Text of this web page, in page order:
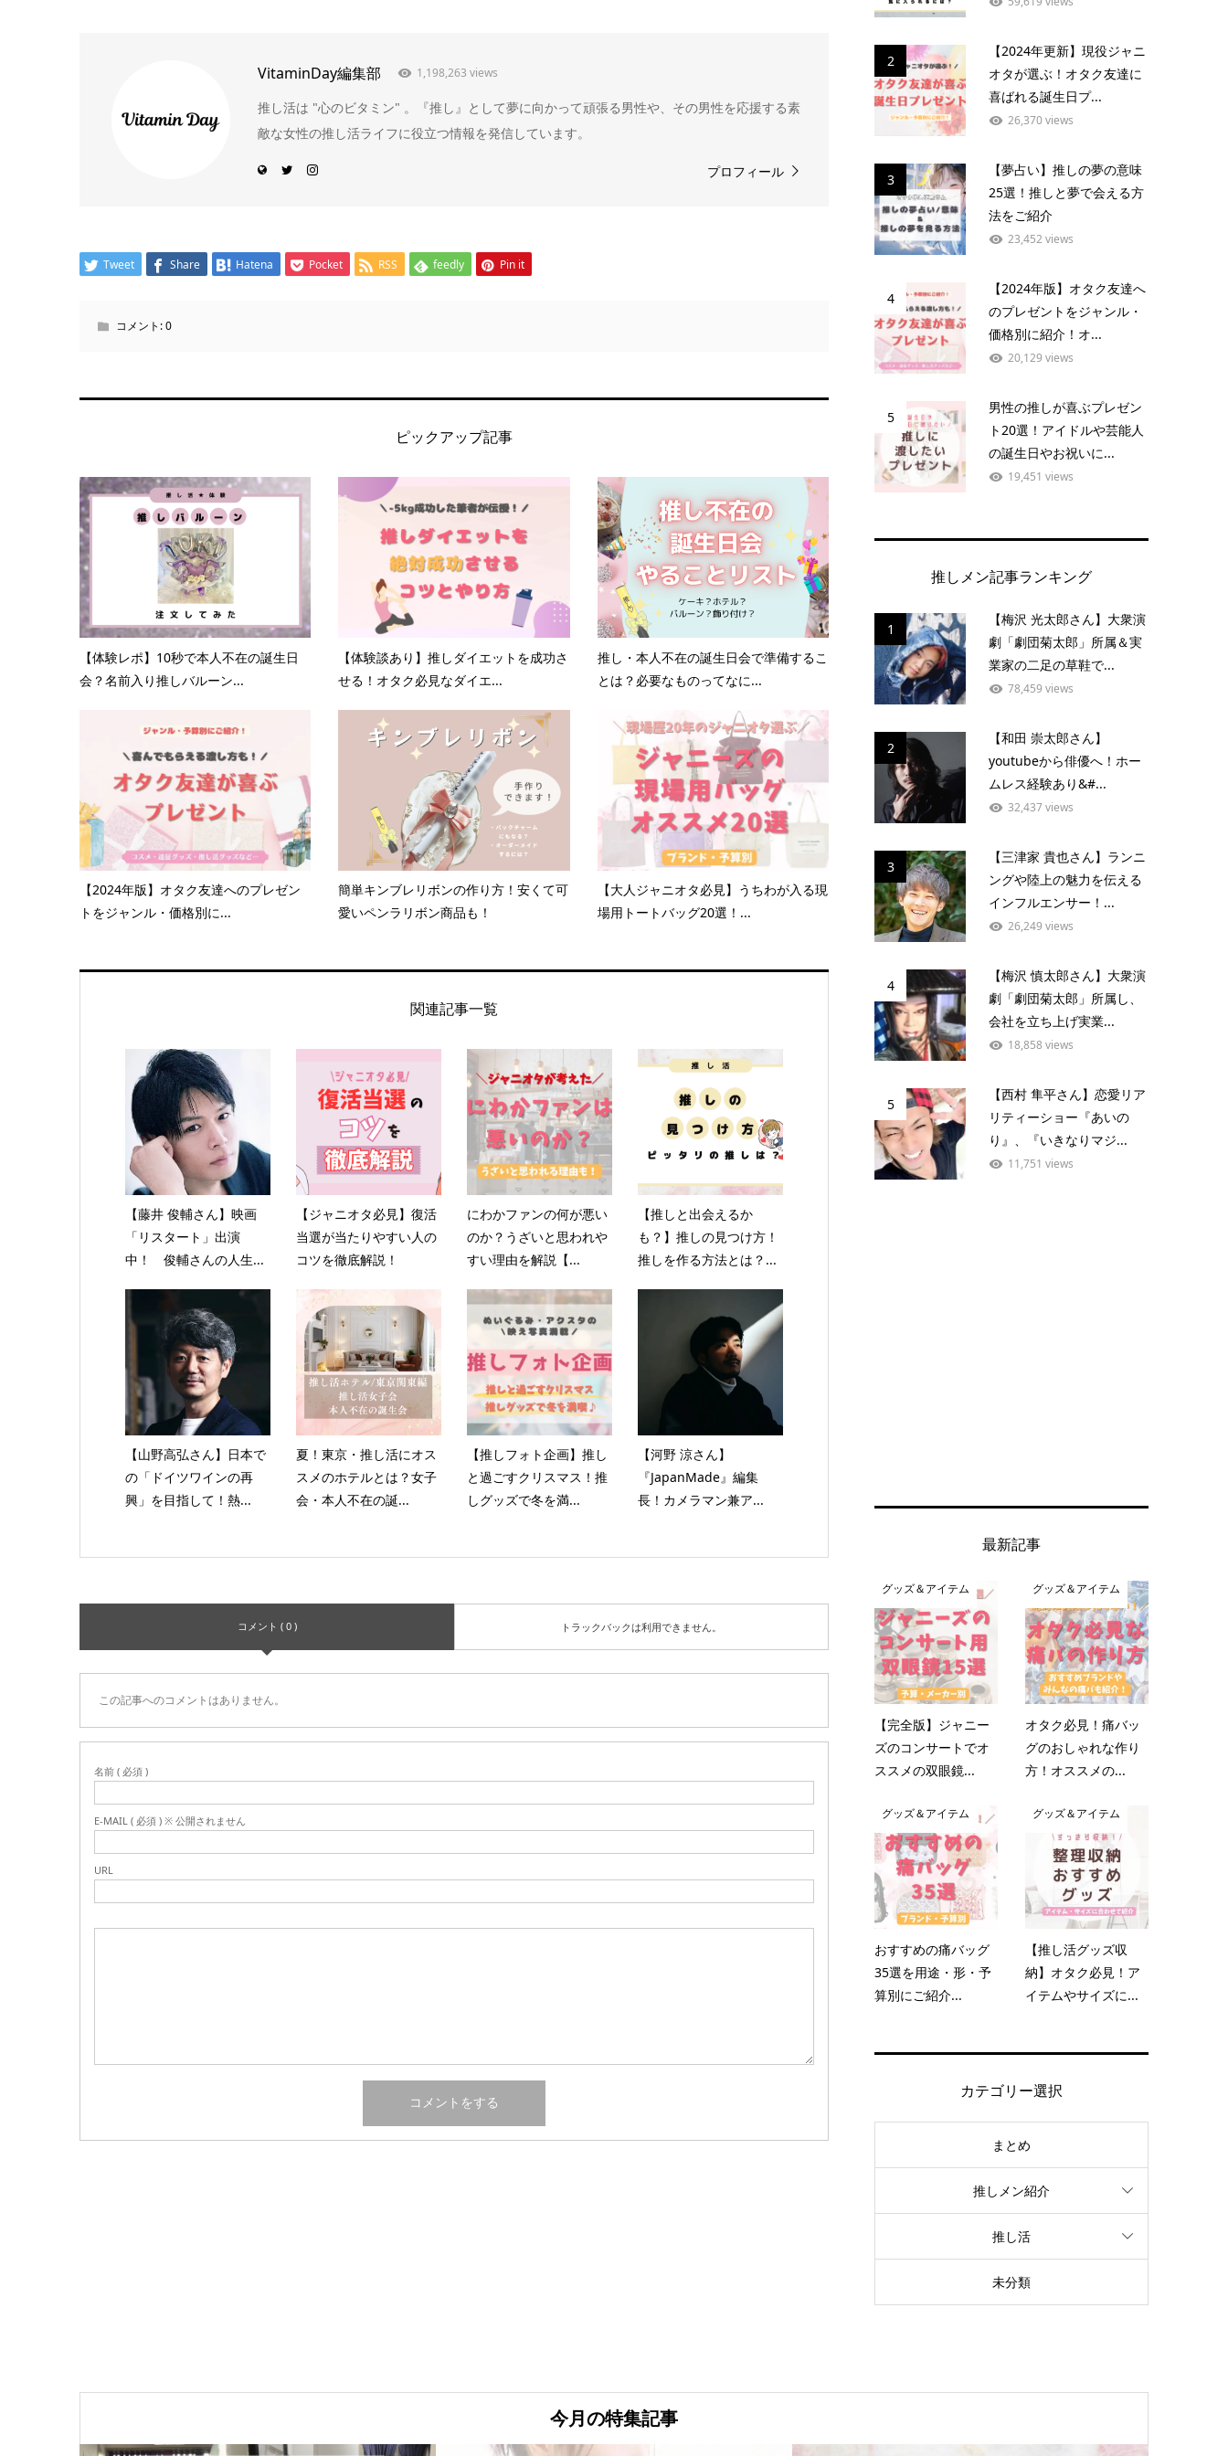
VitaminDay編集部 1,198,263 views
推し活は "心のビタミン" 。『推し』として夢に向かって頑張る男性や、その男性を応援する素
敵な女性の推し活ライフに役立つ情報を発信しています。
プロフィール
Tweet Share Hatena Pocket RSS feedly Pin it
コメント:0
ピックアップ記事
【体験レポ】10秒で本人不在の誕生日
会？名前入り推しバルーン...
【体験談あり】推しダイエットを成功さ
せる！オタク必見なダイエ...
推し・本人不在の誕生日会で準備するこ
とは？必要なものってなに...
【2024年版】オタク友達へのプレゼン
トをジャンル・価格別に...
簡単キンブレリボンの作り方！安くて可
愛いペンラリボン商品も！
【大人ジャニオタ必見】うちわが入る現
場用トートバッグ20選！...
関連記事一覧
【藤井 俊輔さん】映画
「リスタート」出演
中！ 俊輔さんの人生...
【ジャニオタ必見】復活
当選が当たりやすい人の
コツを徹底解説！
にわかファンの何が悪い
のか？うざいと思われや
すい理由を解説【...
【推しと出会えるか
も？】推しの見つけ方！
推しを作る方法とは？...
【山野高弘さん】日本で
の「ドイツワインの再
興」を目指して！熱...
夏！東京・推し活にオス
スメのホテルとは？女子
会・本人不在の誕...
【推しフォト企画】推し
と過ごすクリスマス！推
しグッズで冬を満...
【河野 涼さん】
『JapanMade』編集
長！カメラマン兼ア...
コメント ( 0 ) トラックバックは利用できません。
この記事へのコメントはありません。
名前 ( 必須 )
E-MAIL ( 必須 ) ※ 公開されません
URL
2
【2024年更新】現役ジャニ
オタが選ぶ！オタク友達に
喜ばれる誕生日プ...
26,370 views
3
【夢占い】推しの夢の意味
25選！推しと夢で会える方
法をご紹介
23,452 views
4
【2024年版】オタク友達へ
のプレゼントをジャンル・
価格別に紹介！オ...
20,129 views
5
男性の推しが喜ぶプレゼン
ト20選！アイドルや芸能人
の誕生日やお祝いに...
19,451 views
推しメン記事ランキング
1
【梅沢 光太郎さん】大衆演
劇「劇団菊太郎」所属＆実
業家の二足の草鞋で...
78,459 views
2
【和田 崇太郎さん】
youtubeから俳優へ！ホー
ムレス経験あり&#...
32,437 views
3
【三津家 貴也さん】ランニ
ングや陸上の魅力を伝える
インフルエンサー！...
26,249 views
4
【梅沢 慎太郎さん】大衆演
劇「劇団菊太郎」所属し、
会社を立ち上げ実業...
18,858 views
5
【西村 隼平さん】恋愛リア
リティーショー『あいの
り』、『いきなりマジ...
11,751 views
最新記事
グッズ＆アイテム
【完全版】ジャニー
ズのコンサートでオ
ススメの双眼鏡...
グッズ＆アイテム
オタク必見！痛バッ
グのおしゃれな作り
方！オススメの...
グッズ＆アイテム
おすすめの痛バッグ
35選を用途・形・予
算別にご紹介...
グッズ＆アイテム
【推し活グッズ収
納】オタク必見！ア
イテムやサイズに...
カテゴリー選択
まとめ
推しメン紹介
推し活
未分類
今月の特集記事